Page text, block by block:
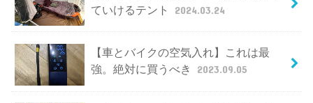
ていけるテント
2024.03.24
【車とバイクの空気入れ】これは最
強。絶対に買うべき
2023.09.05